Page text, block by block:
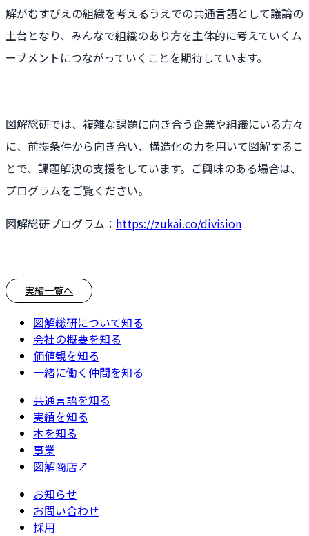
解がむすびえの組織を考えるうえでの共通言語として議論の
土台となり、みんなで組織のあり方を主体的に考えていくム
ーブメントにつながっていくことを期待しています。
図解総研では、複雑な課題に向き合う企業や組織にいる方々
に、前提条件から向き合い、構造化の力を用いて図解するこ
とで、課題解決の支援をしています。ご興味のある場合は、
プログラムをご覧ください。
図解総研プログラム： https://zukai.co/division
実績一覧へ
図解総研について知る
会社の概要を知る
価値観を知る
一緒に働く仲間を知る
共通言語を知る
実績を知る
本を知る
事業
図解商店↗
お知らせ
お問い合わせ
採用